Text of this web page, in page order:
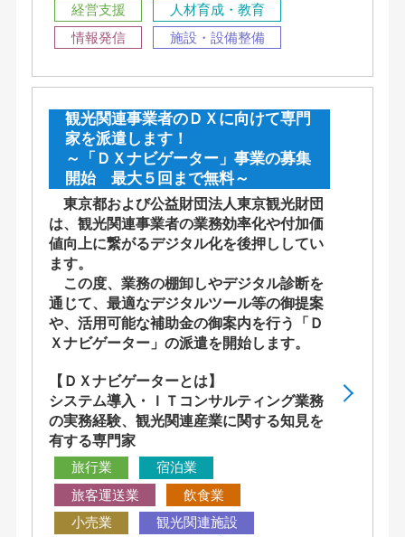
経営支援
人材育成・教育
情報発信
施設・設備整備
観光関連事業者のＤＸに向けて専門
家を派遣します！
～「ＤＸナビゲーター」事業の募集
開始 最大５回まで無料～
東京都および公益財団法人東京観光財団
は、観光関連事業者の業務効率化や付加価
値向上に繋がるデジタル化を後押ししてい
ます。
この度、業務の棚卸しやデジタル診断を
通じて、最適なデジタルツール等の御提案
や、活用可能な補助金の御案内を行う「Ｄ
Ｘナビゲーター」の派遣を開始します。
【ＤＸナビゲーターとは】
システム導入・ＩＴコンサルティング業務
の実務経験、観光関連産業に関する知見を
有する専門家
旅行業
宿泊業
旅客運送業
飲食業
小売業
観光関連施設